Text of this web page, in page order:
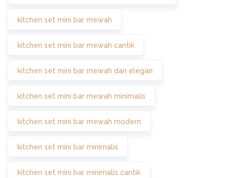
kitchen set mini bar mewah
kitchen set mini bar mewah cantik
kitchen set mini bar mewah dan elegan
kitchen set mini bar mewah minimalis
kitchen set mini bar mewah modern
kitchen set mini bar minimalis
kitchen set mini bar minimalis cantik